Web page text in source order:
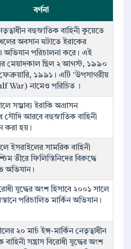
বর্ণনা
বহুজাতিক বাহিনী কুয়েতে
অবসান ঘটাতে ইরাকের
অভিযান পরিচালনা করে। এই
মেয়াদকাল ছিল ২ আগস্ট, ১৯৯০
১৯৯১। এটি 'উপসাগরীয়
War) নামেও পরিচিত ।
সম্ভাব্য ইরাকি অগ্রাসন
সৌদি আরবে বহুজাতিক বাহিনী
করা হয়।
ইসরাইলের সামরিক বাহিনী
তীরে ফিলিস্তিনিদের বিরুদ্ধে
অভিযান।
যুদ্ধের অংশ হিসাবে ২০০১ সালে
পরিচালিত মার্কিন অভিযান।
২০ মার্চ ইঙ্গ-মার্কিন নেতৃত্বাধীন
সন্ত্রাস বিরোধী যুদ্ধের অংশ